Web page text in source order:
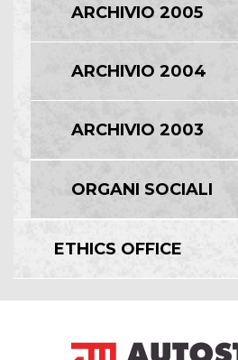
ARCHIVIO 2005
ARCHIVIO 2004
ARCHIVIO 2003
ORGANI SOCIALI
ETHICS OFFICE